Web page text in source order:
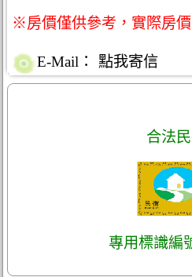
※房價僅供參考，實際房
E-Mail： 點我寄信
合法
專用標識編